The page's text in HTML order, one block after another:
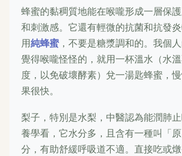
蜂蜜的黏稠質地能在喉嚨形成一層保
和刺激感。它還有輕微的抗菌和抗發
用純蜂蜜，不要是糖漿調和的。我個
覺得喉嚨怪怪的，就用一杯溫水（水
度，以免破壞酵素）兌一湯匙蜂蜜，
果很快。
梨子，特別是水梨，中醫認為能潤肺
養學看，它水分多，且含有一種叫「
分，有助舒緩呼吸道不適。直接吃或燉